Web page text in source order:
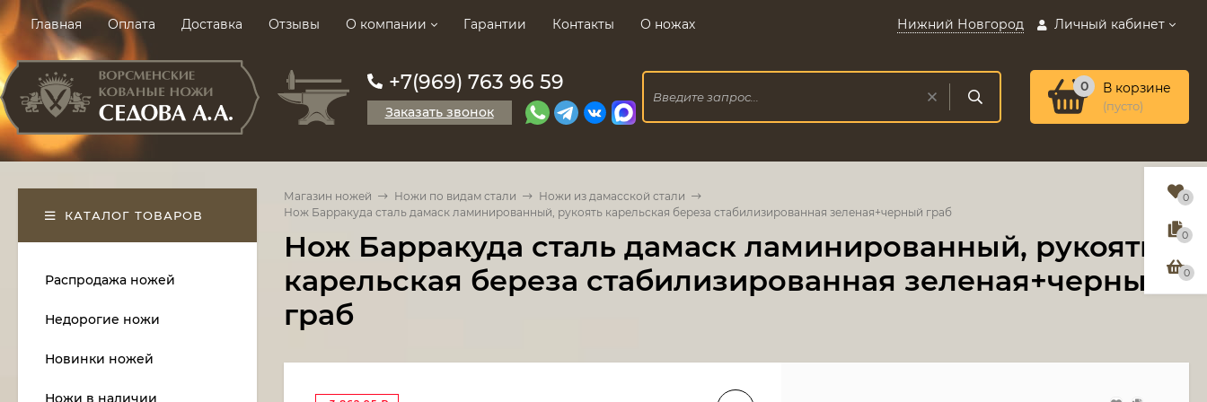
Главная Оплата Доставка Отзывы О компании Гарантии Контакты О ножах Нижний Новгород Личный кабинет
+7(969) 763 96 59
Заказать звонок
0 В корзине
(пусто)
Магазин ножей Ножи по видам стали
Ножи из дамасской стали
Нож Барракуда сталь дамаск ламинированный, рукоять карельская береза стабилизированная зеленая+черный граб
Нож Барракуда сталь дамаск ламинированный, рукоять
карельская береза стабилизированная зеленая+черный
граб
КАТАЛОГ ТОВАРОВ
Распродажа ножей
Недорогие ножи
Новинки ножей
Ножи в наличии
0
0
0